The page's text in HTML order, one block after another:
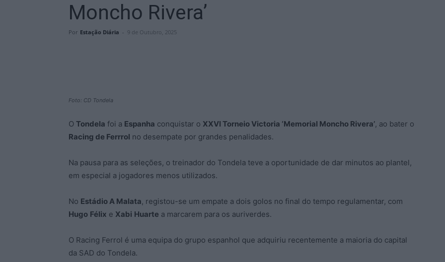
Moncho Rivera’
Por Estação Diária - 9 de Outubro, 2025
Foto: CD Tondela
O Tondela foi a Espanha conquistar o XXVI Torneio Victoria ‘Memorial Moncho Rivera’, ao bater o
Racing de Ferrrol no desempate por grandes penalidades.
Na pausa para as seleções, o treinador do Tondela teve a oportunidade de dar minutos ao plantel,
em especial a jogadores menos utilizados.
No Estádio A Malata, registou-se um empate a dois golos no final do tempo regulamentar, com
Hugo Félix e Xabi Huarte a marcarem para os auriverdes.
O Racing Ferrol é uma equipa do grupo espanhol que adquiriu recentemente a maioria do capital
da SAD do Tondela.